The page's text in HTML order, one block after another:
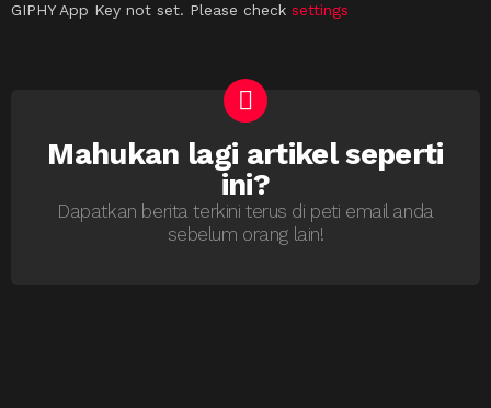
GIPHY App Key not set. Please check settings
NEWSLETTER
Mahukan lagi artikel seperti
ini?
Dapatkan berita terkini terus di peti email anda
sebelum orang lain!